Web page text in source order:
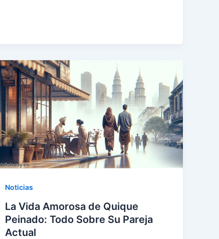
Noticias
La Vida Amorosa de Quique
Peinado: Todo Sobre Su Pareja
Actual